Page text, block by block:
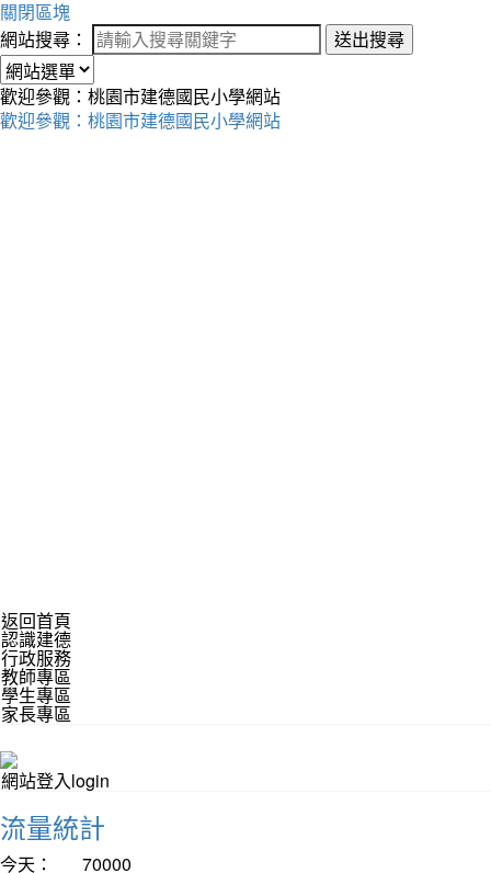
關閉區塊
網站搜尋：
送出搜尋
歡迎參觀：桃園市建德國民小學網站
歡迎參觀：桃園市建德國民小學網站
返回首頁
認識建德
行政服務
教師專區
學生專區
家長專區
網站登入login
流量統計
今天：
70000